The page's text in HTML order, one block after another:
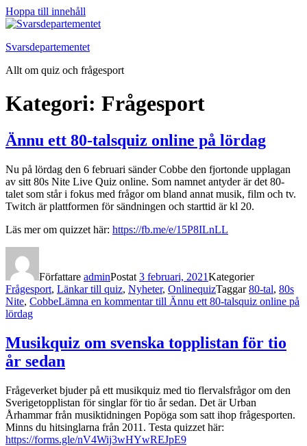
Hoppa till innehåll
Svarsdepartementet
Allt om quiz och frågesport
Kategori: Frågesport
Ännu ett 80-talsquiz online på lördag
Nu på lördag den 6 februari sänder Cobbe den fjortonde upplagan
av sitt 80s Nite Live Quiz online. Som namnet antyder är det 80-
talet som står i fokus med frågor om bland annat musik, film och tv.
Twitch är plattformen för sändningen och starttid är kl 20.
Läs mer om quizzet här: https://fb.me/e/15P8ILnLL
Författare adminPostat 3 februari, 2021Kategorier
Frågesport, Länkar till quiz, Nyheter, OnlinequizTaggar80-tal, 80s
Nite, CobbeLämna en kommentartill Ännu ett 80-talsquiz online på
lördag
Musikquiz om svenska topplistan för tio
år sedan
Frågeverket bjuder på ett musikquiz med tio flervalsfrågor om den
Sverigetopplistan för singlar för tio år sedan. Det är Urban
Århammar från musiktidningen Popöga som satt ihop frågesporten.
Minns du hitsinglarna från 2011. Testa quizzet här:
https://forms.gle/nV4Wij3wHYwREJpE9